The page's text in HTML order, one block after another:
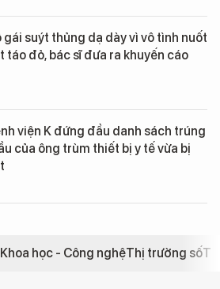
gái suýt thủng dạ dày vì vô tình nuốt
táo đỏ, bác sĩ đưa ra khuyến cáo
viện K đứng đầu danh sách trúng
của ông trùm thiết bị y tế vừa bị
Khoa học - Công nghệThị trường số